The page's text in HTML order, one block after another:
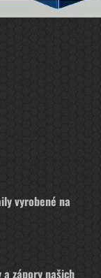
vyrobené na
zápory našich